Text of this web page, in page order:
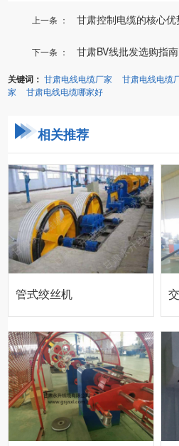
上一条 ：
下一条 ： 甘肃BV线批发选购
关键词：甘肃电线电缆厂家 甘肃电线电缆
家
甘肃电线电缆哪家好
相关推荐
管式绞丝机
机组